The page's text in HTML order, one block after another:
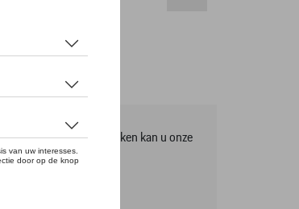
gamma te ontdekken kan u onze